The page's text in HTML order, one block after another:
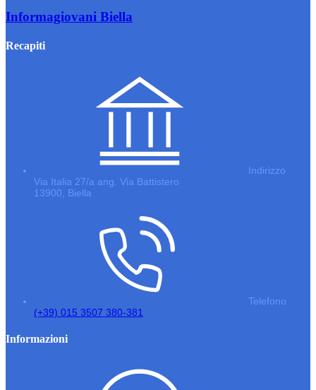
Informagiovani Biella
Recapiti
Indirizzo
Via Italia 27/a ang. Via Battistero
13900, Biella
Telefono
(+39) 015 3507 380-381
Informazioni